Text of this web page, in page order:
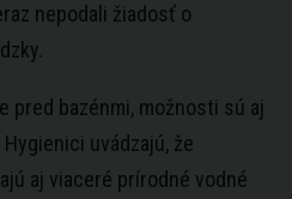
nepodali žiadosť o
pred bazénmi, možnosti sú aj
uvádzajú, že
aj viaceré prírodné vodné